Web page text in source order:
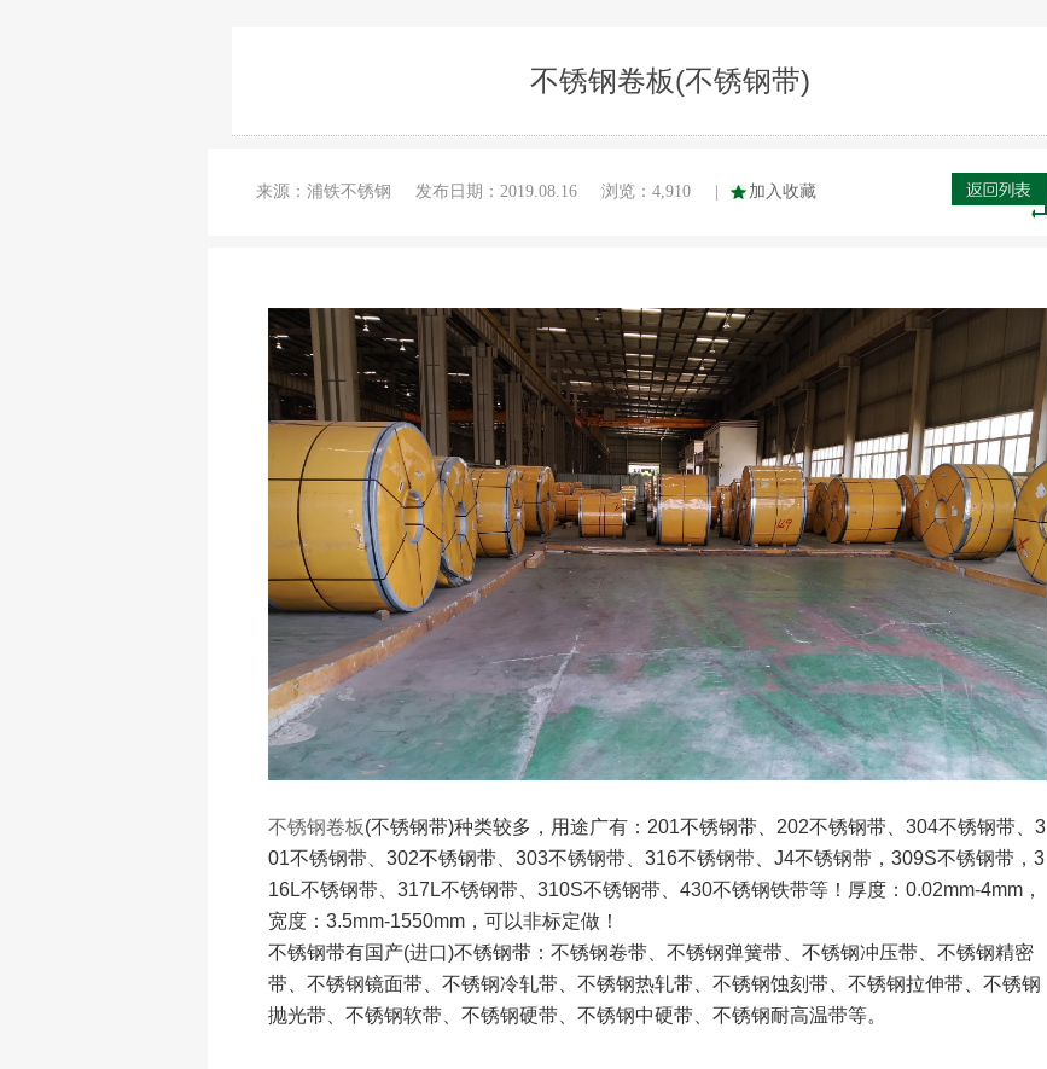
不锈钢卷板(不锈钢带)
来源：浦铁不锈钢 发布日期： 2019.08.16 浏览： 4,910 加入收藏
不锈钢卷板(不锈钢带)种类较多，用途广有：201不锈钢带、202不锈钢带、304不锈钢带、3
01不锈钢带、302不锈钢带、303不锈钢带、316不锈钢带、J4不锈钢带，309S不锈钢带，3
16L不锈钢带、317L不锈钢带、310S不锈钢带、430不锈钢铁带等！厚度：0.02mm-4mm，
宽度：3.5mm-1550mm，可以非标定做！
不锈钢带有国产(进口)不锈钢带：不锈钢卷带、不锈钢弹簧带、不锈钢冲压带、不锈钢精密
带、不锈钢镜面带、不锈钢冷轧带、不锈钢热轧带、不锈钢蚀刻带、不锈钢拉伸带、不锈钢
抛光带、不锈钢软带、不锈钢硬带、不锈钢中硬带、不锈钢耐高温带等。